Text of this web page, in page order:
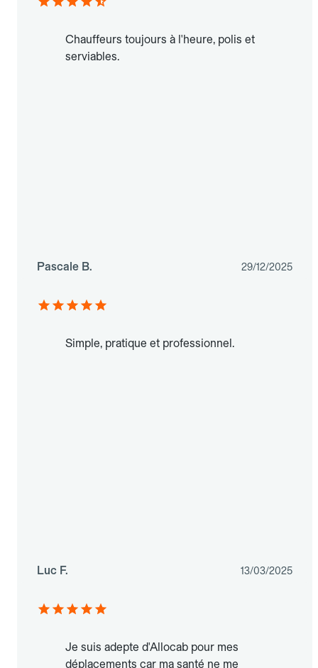
Chauffeurs toujours à l'heure, polis et
serviables.
Pascale B. 29/12/2025
Simple, pratique et professionnel.
Luc F. 13/03/2025
Je suis adepte d'Allocab pour mes
déplacements car ma santé ne me